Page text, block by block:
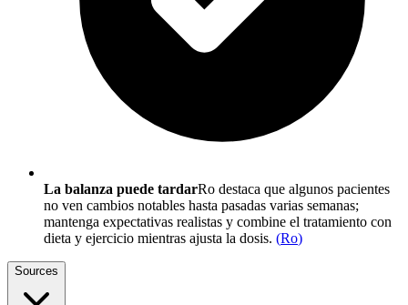
La balanza puede tardarRo destaca que algunos pacientes
no ven cambios notables hasta pasadas varias semanas;
mantenga expectativas realistas y combine el tratamiento con
dieta y ejercicio mientras ajusta la dosis. (Ro)
Sources